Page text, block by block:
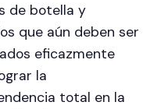
de botella y
que aún deben ser
eficazmente
la
total en la